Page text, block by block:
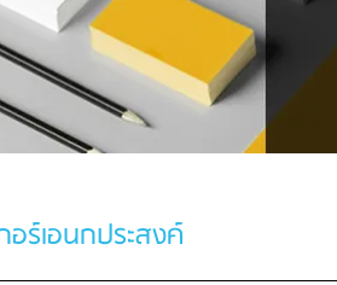
ร์เอนกประสงค์